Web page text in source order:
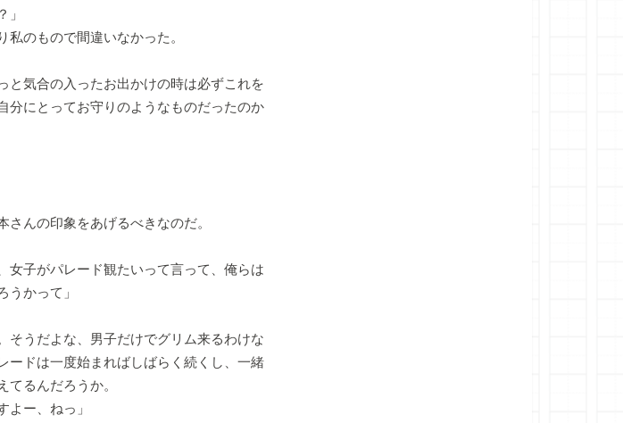
」
のもので間違いなかった。
気合の入ったお出かけの時は必ずこれを
分にとってお守りのようなものだったのか
んの印象をあげるべきなのだ。
女子がパレード観たいって言って、俺らは
うかって」
うだよな、男子だけでグリム来るわけな
ードは一度始まればしばらく続くし、一緒
てるんだろうか。
よー、ねっ」